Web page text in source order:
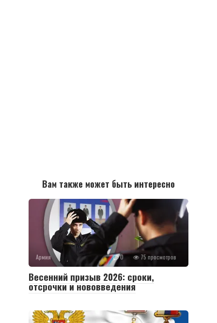
Вам также может быть интересно
Армия 0 75 просмотров
Весенний призыв 2026: сроки,
отсрочки и нововведения